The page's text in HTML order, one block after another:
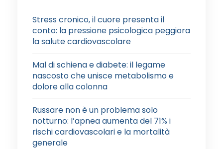
Stress cronico, il cuore presenta il
conto: la pressione psicologica peggiora
la salute cardiovascolare
Mal di schiena e diabete: il legame
nascosto che unisce metabolismo e
dolore alla colonna
Russare non è un problema solo
notturno: l’apnea aumenta del 71% i
rischi cardiovascolari e la mortalità
generale